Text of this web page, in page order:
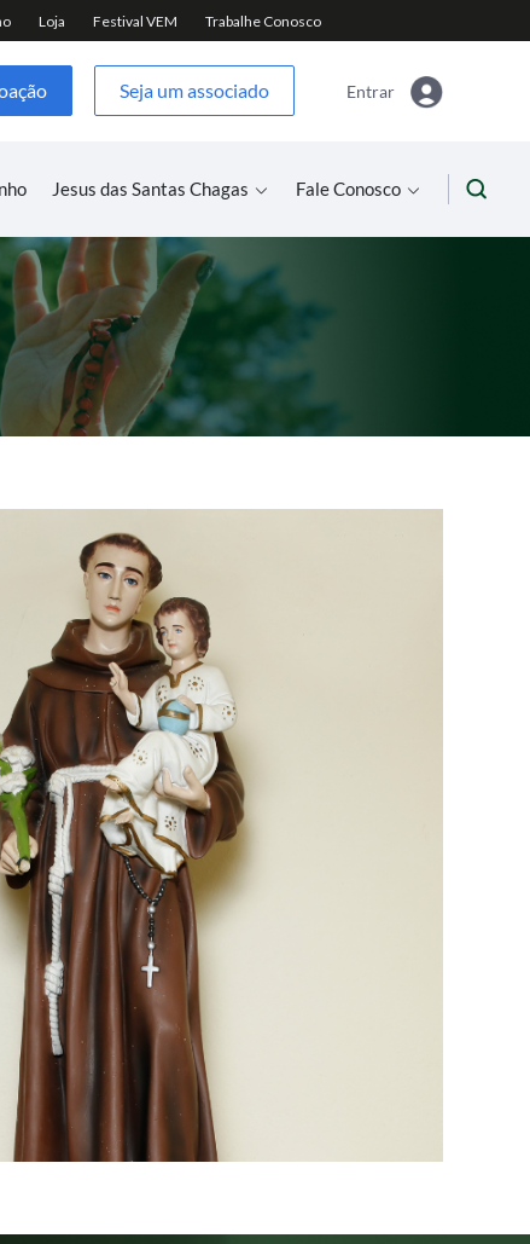
Seja um associado Entrar
Jesus das Santas Chagas Fale Conosco